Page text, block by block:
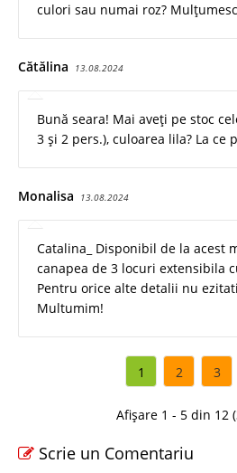
culori sau numai roz?
Cătălina 13.08.2024
Bună seara! Mai aveți pe stoc
3 și 2 pers.), culoarea lila? La ce
Monalisa 13.08.2024
Catalina_ Disponibil de la acest
canapea de 3 locuri extensibila
Pentru orice alte detalii nu
Multumim!
1 2 3
Afișare 1 - 5 din 12
Scrie un Comentariu